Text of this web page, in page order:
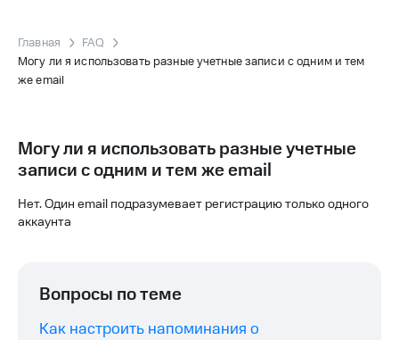
Главная
FAQ
Могу ли я использовать разные учетные записи с одним и тем
же email
Могу ли я использовать разные учетные
записи с одним и тем же email
Нет. Один email подразумевает регистрацию только одного
аккаунта
Вопросы по теме
Как настроить напоминания о